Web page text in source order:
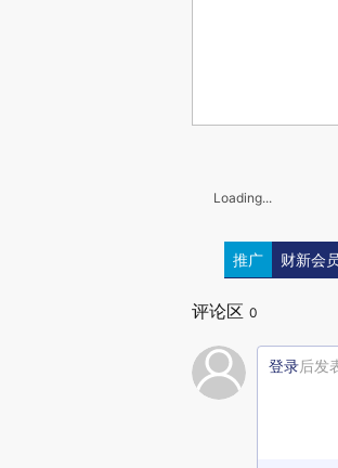
Loading...
推广 财新会
评论区 0
登录后发